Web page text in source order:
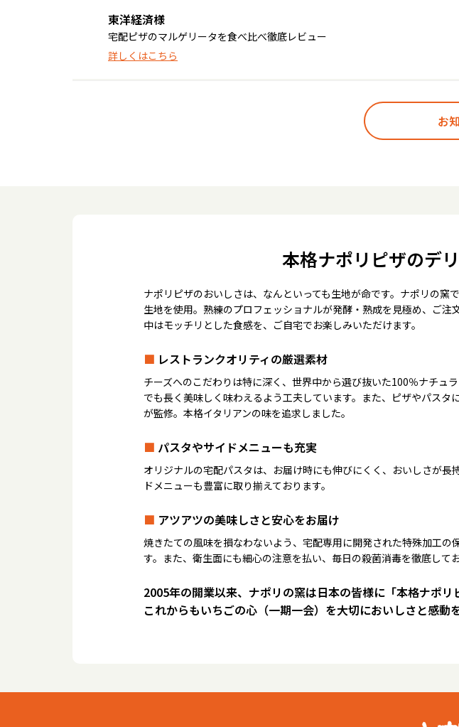
東洋経済様
宅配ピザのマルゲリータを食べ比べ徹底レビュー
詳しくはこちら
お
本格ナポリピザのデ
ナポリピザのおいしさは、なんといっても生地が命です。ナポリの
生地を使用。熟練のプロフェッショナルが発酵・熟成を見極め、ご注
中はモッチリとした食感を、ご自宅でお楽しみいただけます。
■ レストランクオリティの厳選素材
チーズへのこだわりは特に深く、世界中から選び抜いた100％ナチュ
でも長く美味しく味わえるよう工夫しています。また、ピザやパス
が監修。本格イタリアンの味を追求しました。
■ パスタやサイドメニューも充実
オリジナルの宅配パスタは、お届け時にも伸びにくく、おいしさが
ドメニューも豊富に取り揃えております。
■ アツアツの美味しさと安心をお届け
焼きたての風味を損なわないよう、宅配専用に開発された特殊加工
す。また、衛生面にも細心の注意を払い、毎日の殺菌消毒を徹底してお
2005年の開業以来、ナポリの窯は日本の皆様に「本格ナポリ
これからもいちごの心（一期一会）を大切においしさと感動